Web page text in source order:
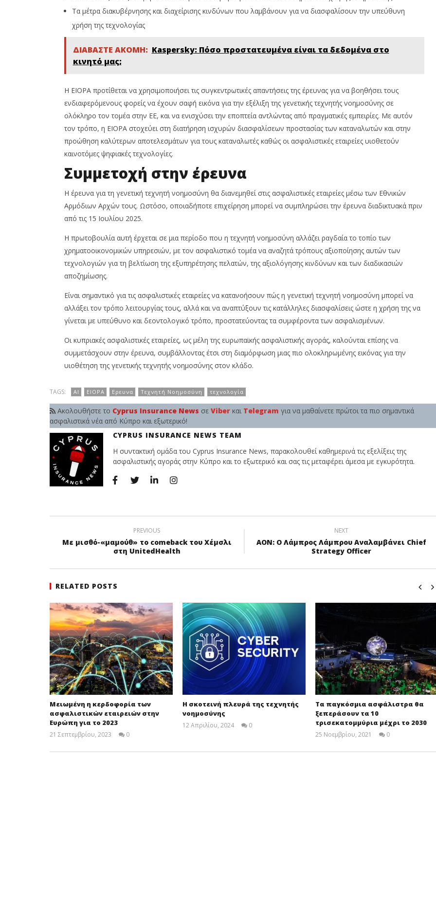
Τα μέτρα διακυβέρνησης και διαχείρισης κινδύνων που λαμβάνουν για να διασφαλίσουν την υπεύθυνη
χρήση της τεχνολογίας
ΔΙΑΒΑΣΤΕ ΑΚΟΜΗ: Kaspersky: Πόσο προστατευμένα είναι τα δεδομένα στο
κινητό μας;
Η EIOPA προτίθεται να χρησιμοποιήσει τις συγκεντρωτικές απαντήσεις της έρευνας για να βοηθήσει τους
ενδιαφερόμενους φορείς να έχουν σαφή εικόνα για την εξέλιξη της γενετικής τεχνητής νοημοσύνης σε
ολόκληρο τον τομέα στην ΕΕ, και να ενισχύσει την εποπτεία αντλώντας από πραγματικές εμπειρίες. Με αυτόν
τον τρόπο, η EIOPA στοχεύει στη διατήρηση ισχυρών διασφαλίσεων προστασίας των καταναλωτών και στην
προώθηση καλύτερων αποτελεσμάτων για τους καταναλωτές καθώς οι ασφαλιστικές εταιρείες υιοθετούν
καινοτόμες ψηφιακές τεχνολογίες.
Συμμετοχή στην έρευνα
Η έρευνα για τη γενετική τεχνητή νοημοσύνη θα διανεμηθεί στις ασφαλιστικές εταιρείες μέσω των Εθνικών
Αρμόδιων Αρχών τους. Ωστόσο, οποιαδήποτε επιχείρηση μπορεί να συμπληρώσει την έρευνα διαδικτυακά πριν
από τις 15 Ιουλίου 2025.
Η πρωτοβουλία αυτή έρχεται σε μια περίοδο που η τεχνητή νοημοσύνη αλλάζει ραγδαία το τοπίο των
χρηματοοικονομικών υπηρεσιών, με τον ασφαλιστικό τομέα να αναζητά τρόπους αξιοποίησης αυτών των
τεχνολογιών για τη βελτίωση της εξυπηρέτησης πελατών, της αξιολόγησης κινδύνων και των διαδικασιών
αποζημίωσης.
Είναι σημαντικό για τις ασφαλιστικές εταιρείες να κατανοήσουν πώς η γενετική τεχνητή νοημοσύνη μπορεί να
αλλάξει τον τρόπο λειτουργίας τους, αλλά και να αναπτύξουν τις κατάλληλες διασφαλίσεις ώστε η χρήση της να
γίνεται με υπεύθυνο και δεοντολογικό τρόπο, προστατεύοντας τα συμφέροντα των ασφαλισμένων.
Οι κυπριακές ασφαλιστικές εταιρείες, ως μέλη της ευρωπαϊκής ασφαλιστικής αγοράς, καλούνται επίσης να
συμμετάσχουν στην έρευνα, συμβάλλοντας έτσι στη διαμόρφωση μιας πιο ολοκληρωμένης εικόνας για την
υιοθέτηση της γενετικής τεχνητής νοημοσύνης στον κλάδο.
TAGS: AI EIOPA Ερευνα Τεχνητή Νοημοσύνη τεχνολογία
Ακολουθήστε το Cyprus Insurance News σε Viberκαι Telegram για να μαθαίνετε πρώτοι τα πιο σημαντικά
ασφαλιστικά νέα από Κύπρο και εξωτερικό!
CYPRUS INSURANCE NEWS TEAM
Η συντακτική ομάδα του Cyprus Insurance News, παρακολουθεί καθημερινά τις εξελίξεις της
ασφαλιστικής αγοράς στην Κύπρο και το εξωτερικό και σας τις μεταφέρει άμεσα με εγκυρότητα.
PREVIOUS
Με μισθό-«μαμούθ» το comeback του Χέμσλι
στη UnitedHealth
NEXT
AON: Ο Λάμπρος Λάμπρου Αναλαμβάνει Chief
Strategy Officer
RELATED POSTS
Μειωμένη η κερδοφορία των
ασφαλιστικών εταιρειών στην
Ευρώπη για το 2023
21 Σεπτεμβρίου, 2023
0
Η σκοτεινή πλευρά της τεχνητής
νοημοσύνης
12 Απριλίου, 2024
0
Τα παγκόσμια ασφάλιστρα θα
ξεπεράσουν τα 10
τρισεκατομμύρια μέχρι το 2030
25 Νοεμβρίου, 2021
Insurance
0